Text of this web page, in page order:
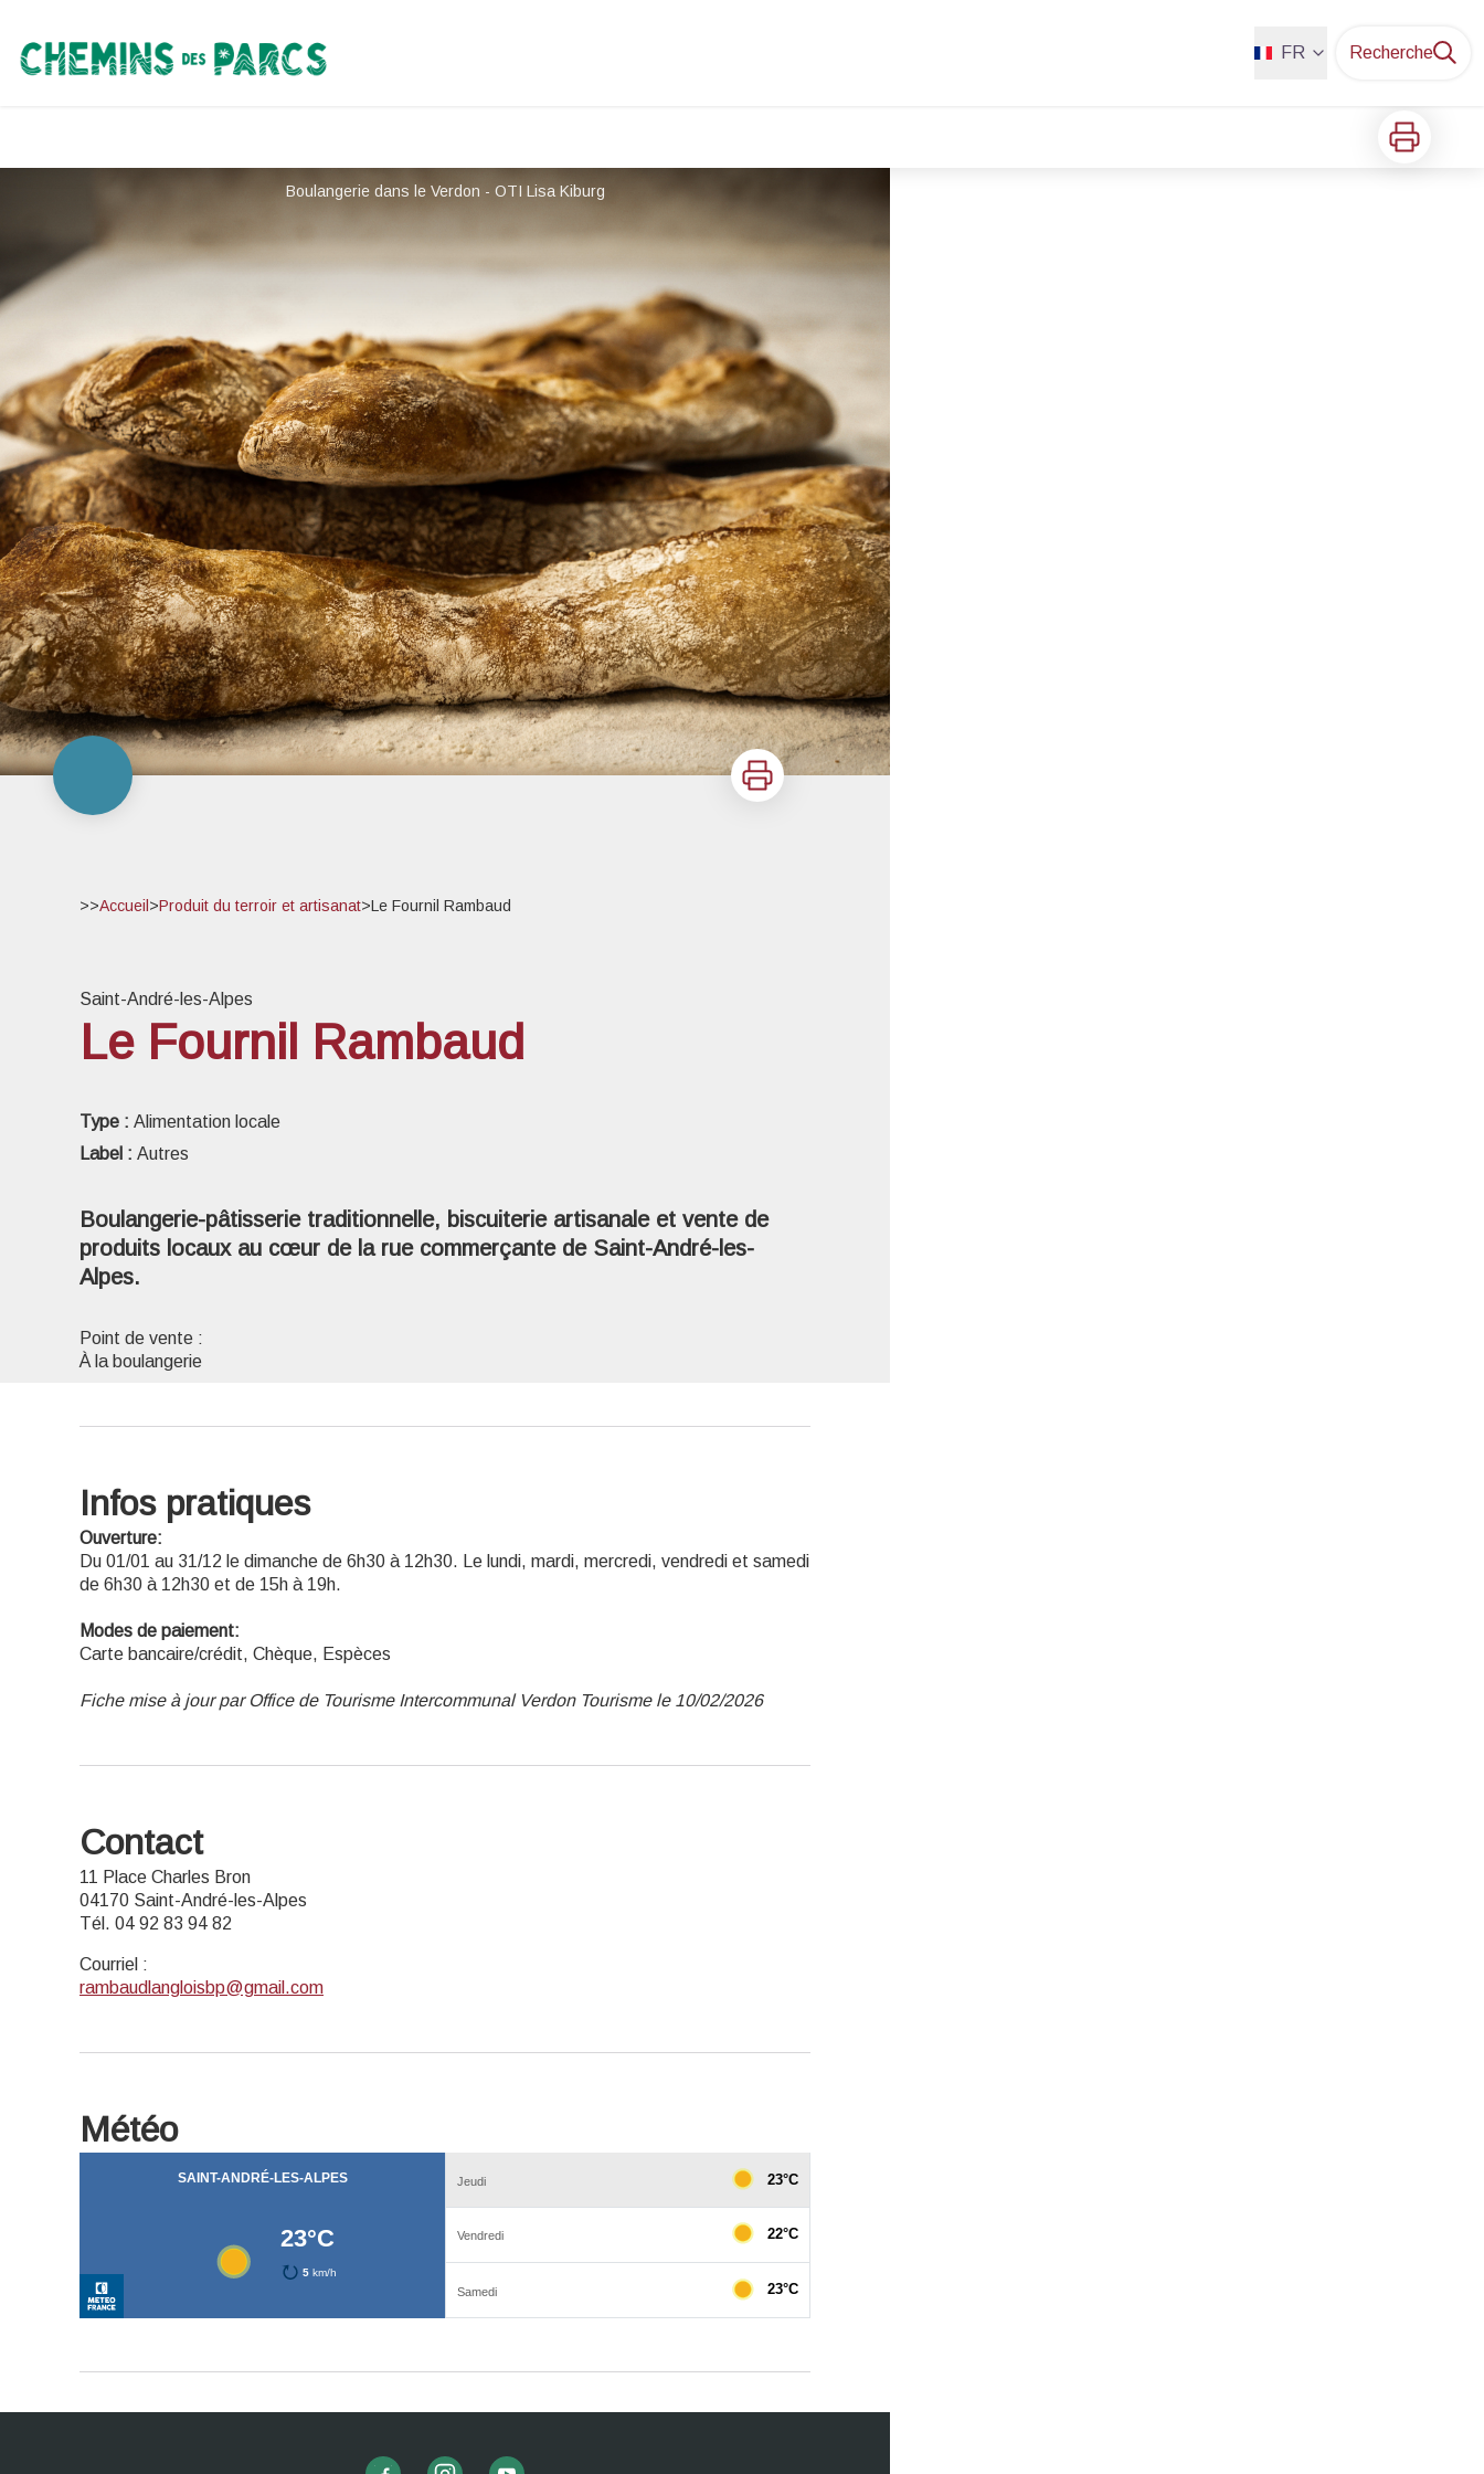
Chemins des Parcs FR Recherche
Imprimer
Boulangerie dans le Verdon - OTI Lisa Kiburg
Imprimer
>>Accueil >Produit du terroir et artisanat>Le Fournil Rambaud
Saint-André-les-Alpes
Le Fournil Rambaud
Type : Alimentation locale
Label : Autres
Boulangerie-pâtisserie traditionnelle, biscuiterie artisanale et vente de
produits locaux au cœur de la rue commerçante de Saint-André-les-
Alpes.
Point de vente :
À la boulangerie
Infos pratiques
Ouverture:
Du 01/01 au 31/12 le dimanche de 6h30 à 12h30. Le lundi, mardi, mercredi, vendredi et samedi
de 6h30 à 12h30 et de 15h à 19h.
Modes de paiement:
Carte bancaire/crédit, Chèque, Espèces
Fiche mise à jour par Office de Tourisme Intercommunal Verdon Tourisme le 10/02/2026
Contact
11 Place Charles Bron
04170 Saint-André-les-Alpes
Tél. 04 92 83 94 82
Courriel :
rambaudlangloisbp@gmail.com
Météo